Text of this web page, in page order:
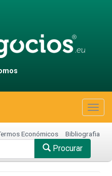
Económicos Bibliografia
Procurar